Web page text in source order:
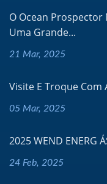
O Ocean Prospector
Uma Grande...
21 Mar, 2025
Visite E Troque Com
05 Mar, 2025
2025 WEND ENERG
24 Feb, 2025